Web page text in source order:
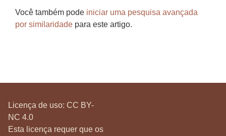
Você também pode iniciar uma pesquisa avançada
por similaridade para este artigo.
Licença de uso: CC BY-
NC 4.0
Esta licença requer que os